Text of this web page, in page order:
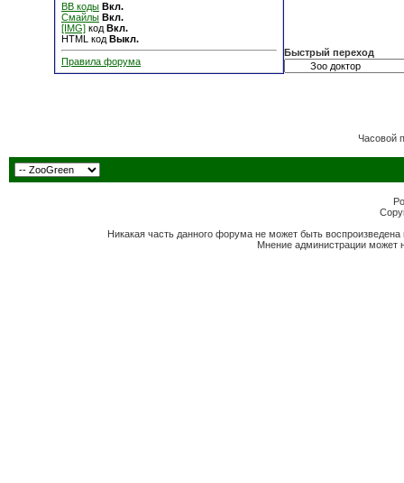
BB коды Вкл.
Смайлы Вкл.
[IMG] код Вкл.
HTML код Выкл.
Правила форума
Быстрый переход
Часовой
Никакая часть данного форума не может быть
Мнение администрации может